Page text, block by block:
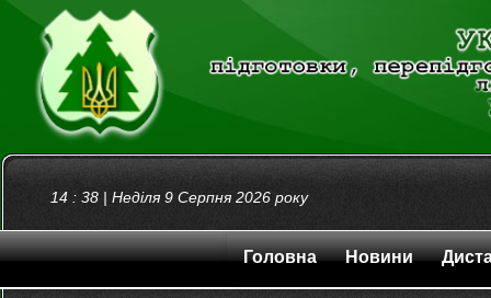
14 : 38 | Неділя 9 Серпня 2026 року
Головна Новини